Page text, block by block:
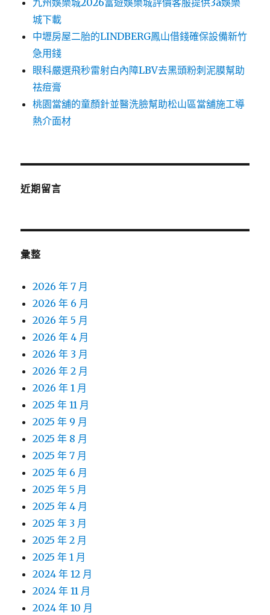
九州娛樂城2026富遊娛樂城評價客服提供3a娛樂
城下載
中壢房屋二胎的LINDBERG鳳山借錢確保設備新竹
急用錢
眼科嚴選飛秒雷射白內障LBV去黑頭粉刺泥膜幫助
祛痘膏
桃園當舖的童顏針並醫洗臉幫助松山區當舖施工導
熱介面材
近期留言
彙整
2026 年 7 月
2026 年 6 月
2026 年 5 月
2026 年 4 月
2026 年 3 月
2026 年 2 月
2026 年 1 月
2025 年 11 月
2025 年 9 月
2025 年 8 月
2025 年 7 月
2025 年 6 月
2025 年 5 月
2025 年 4 月
2025 年 3 月
2025 年 2 月
2025 年 1 月
2024 年 12 月
2024 年 11 月
2024 年 10 月